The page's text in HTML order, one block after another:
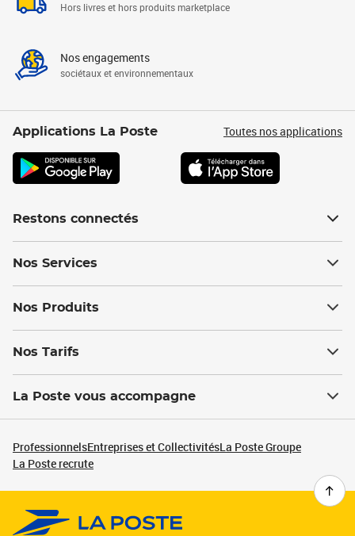
Hors livres et hors produits marketplace
Nos engagements
sociétaux et environnementaux
Applications La Poste Toutes nos applications
Restons connectés
Nos Services
Nos Produits
Nos Tarifs
La Poste vous accompagne
ProfessionnelsEntreprises et CollectivitésLa Poste Groupe
La Poste recrute